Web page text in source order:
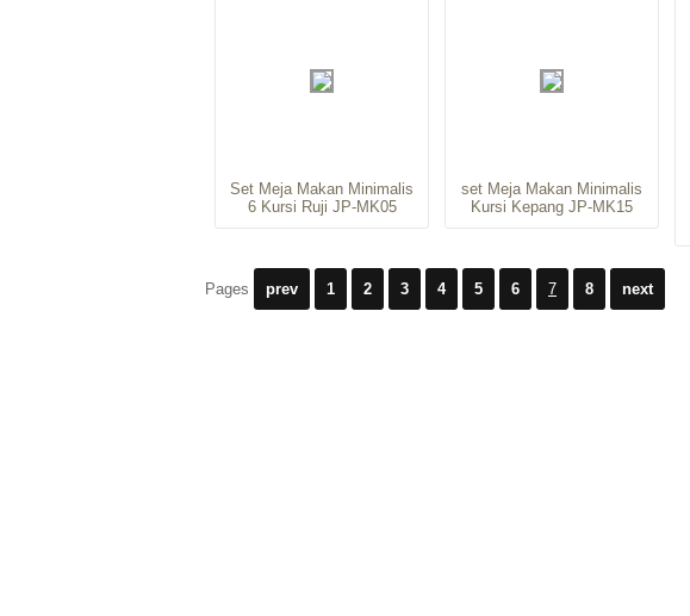
Set Meja Makan Minimalis
6 Kursi Ruji JP-MK05
set Meja Makan Minimalis
Kursi Kepang JP-MK15
Pages prev 1 2 3 4 5 6 7 8 next